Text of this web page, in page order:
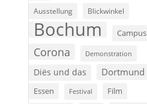
Ausstellung Blickwinkel
Bochum Campus
Corona Demonstration
Diës und das Dortmund
Essen Festival Film